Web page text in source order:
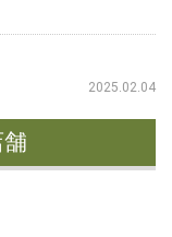
2025.02.04